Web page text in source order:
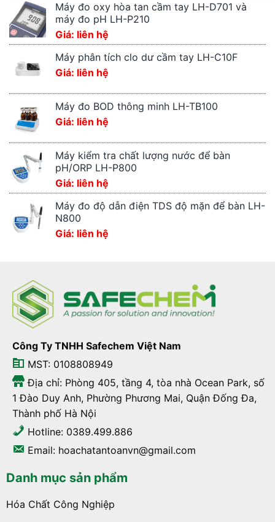
Máy đo oxy hòa tan cầm tay LH-D701 và
máy đo pH LH-P210
Giá: liên hệ
Máy phân tích clo dư cầm tay LH-C10F
Giá: liên hệ
Máy đo BOD thông minh LH-TB100
Giá: liên hệ
Máy kiểm tra chất lượng nước để bàn
pH/ORP LH-P800
Giá: liên hệ
Máy đo độ dẫn điện TDS độ mặn để bàn LH-
N800
Giá: liên hệ
Công Ty TNHH Safechem Việt Nam
MST: 0108808949
Địa chỉ: Phòng 405, tầng 4, tòa nhà Ocean Park, số
1 Đào Duy Anh, Phường Phương Mai, Quận Đống Đa,
Thành phố Hà Nội
Hotline: 0389.499.886
Email: hoachatantoanvn@gmail.com
Danh mục sản phẩm
Hóa Chất Công Nghiệp